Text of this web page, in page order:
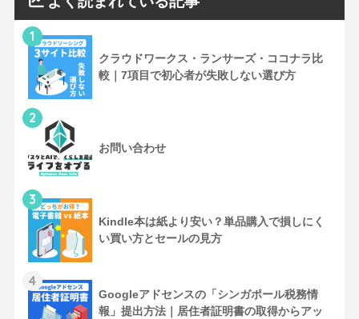
1
クラウドワークス・ランサーズ・ココナラ比
較｜7項目で初心者が失敗しない選び方
2
お問い合わせ
3
Kindle本は紙より安い？単品購入で損しにく
い買い方とセールの見方
4
Googleアドセンスの「シンガポール税務情
報」提出方法｜居住者証明書の取得からアッ